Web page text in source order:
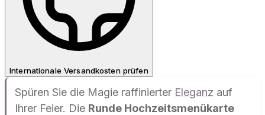
Internationale Versandkosten prüfen
Spüren Sie die Magie raffinierter Eleganz auf
Ihrer Feier. Die Runde Hochzeitsmenükarte